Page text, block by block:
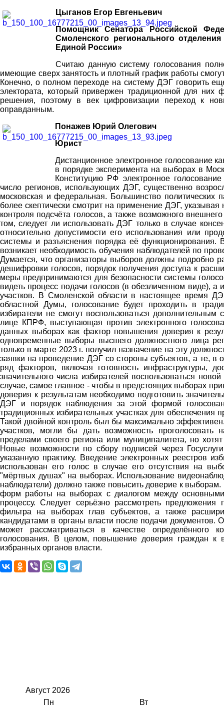
Цыганов Егор Евгеньевич
Помощник Сенатора Российской
Смоленского регионального
Единой России»
Считаю данную систему голосования
имеющие сверх занятость и плотный график работы
Конечно, о полном переходе на систему ДЭГ говорить
электората, который привержен традиционной для
решения, поэтому в век цифровизации переход к
оправданным.
Понажев Юрий Олегович
Юрист
Дистанционное электронное голосование
в порядке эксперимента на выборах в
Конституцию РФ электронное
число регионов, использующих ДЭГ, существенно
московская и федеральная. Большинство
более скептически смотрит на применение ДЭГ,
контроля подсчёта голосов, а также возможного
том, следует ли использовать ДЭГ только в случае
относительно допустимости его использования или
системы и разъяснения порядка её
возникает необходимость обучения наблюдателей по
Думается, что организаторы выборов должны подробно
дешифровки голосов, порядок получения доступа к
меры предпринимаются для безопасности системы
видеть процесс подачи голосов (в обезличенном виде),
участков. В Смоленской области в настоящее время
областной Думы, голосование будет проходить в
избиратели не смогут воспользоваться
лице КПРФ, выступающая против электронного
данных выборах как фактор повышения доверия к
одновременные выборы высшего должностного лица
только в марте 2023 г. получил назначение на эту
заявки на проведение ДЭГ со стороны субъектов, а те,
ряд факторов, включая готовность инфраструктуры,
значительного числа избирателей воспользоваться
случае, самое главное - чтобы в предстоящих выборах
доверия к результатам необходимо подготовить
ДЭГ и порядок наблюдения за этой формой
традиционных избирательных участках для обеспечения
Такой двойной контроль был бы максимально
участков, могли бы дать возможность проголосовать
пределами своего региона или муниципалитета, но
Новые возможности по сбору подписей через
указанную практику. Введение электронных реестров
использован его голос в случае его отсутствия на
"мёртвых душах" на выборах. Использование
наблюдатели) должно также повысить доверие к
форм работы на выборах с диалогом между
процессу. Следует серьёзно рассмотреть
фильтра на выборах глав субъектов, а также
кандидатами в органы власти после подачи документов.
может рассматриваться в качестве определённого
голосования. В целом, повышение доверия граждан к
избранных органов власти.
Август 2026
Пн
Вт